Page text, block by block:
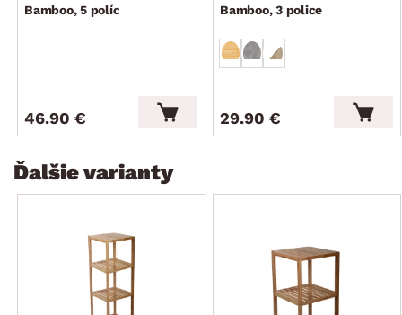
Bamboo, 5 políc
46.90 €
Bamboo, 3 police
29.90 €
Ďalšie varianty